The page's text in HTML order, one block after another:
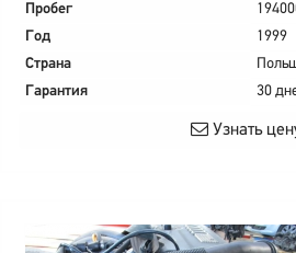
Пробег
Год
1999
Страна
Гарантия
30
Узнать